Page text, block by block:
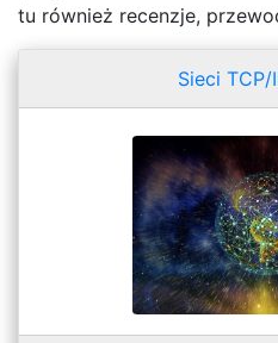
tu również recenzje,
Sieci TCP/